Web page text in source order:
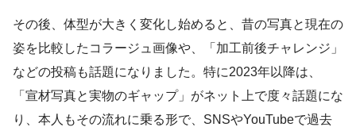
その後、体型が大きく変化し始めると、昔の写真と現在の
姿を比較したコラージュ画像や、「加工前後チャレンジ」
などの投稿も話題になりました。特に2023年以降は、
「宣材写真と実物のギャップ」がネット上で度々話題にな
り、本人もその流れに乗る形で、SNSやYouTubeで過去